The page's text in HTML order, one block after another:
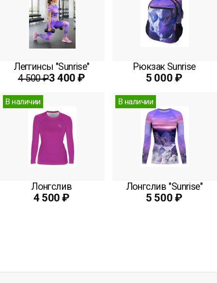
Леггинсы "Sunrise"
4 500 ₽3 400 ₽
Рюкзак Sunrise
5 000 ₽
В наличии
Лонгслив
4 500 ₽
В наличии
Лонгслив "Sunrise"
5 500 ₽